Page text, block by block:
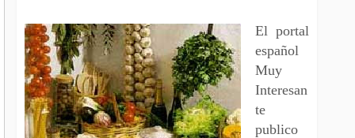
El portal
español
Muy
Interesan
te
publico